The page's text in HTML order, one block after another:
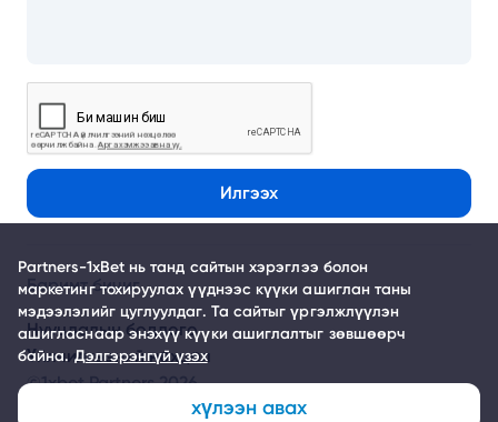
Partners-1xBet нь танд сайтын хэрэглээ болон
маркетинг тохируулах үүднээс күүки ашиглан таны
мэдээлэлийг цуглуулдаг. Та сайтыг үргэлжлүүлэн
ашигласнаар энэхүү күүки ашиглалтыг зөвшөөрч
байна. Дэлгэрэнгүй үзэх
хүлээн авах
Илгээх
Баримт бичиг
Нууцлалын бодлого
Үйлчилгээний нөхцөл
©1xbet Partners 2026